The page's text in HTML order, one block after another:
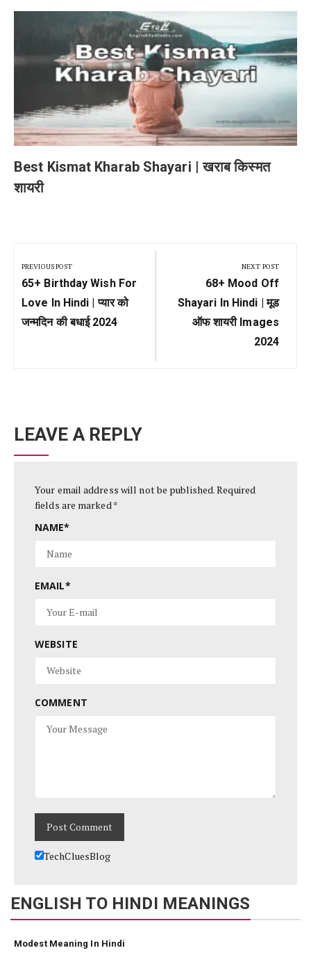
Best Kismat Kharab Shayari | खराब किस्मत
शायरी
navigation
PREVIOUS POST
Previous
Post:
65+ Birthday Wish For
Love In Hindi | प्यार को
जन्मदिन की बधाई 2024
NEXT POST
Next
Post:
68+ Mood Off
Shayari In Hindi | मूड
ऑफ शायरी Images
2024
LEAVE A REPLY
Your email address will not be published.Required
fields are marked *
NAME*
EMAIL*
WEBSITE
COMMENT
TechCluesBlog
ENGLISH TO HINDI MEANINGS
Modest Meaning In Hindi